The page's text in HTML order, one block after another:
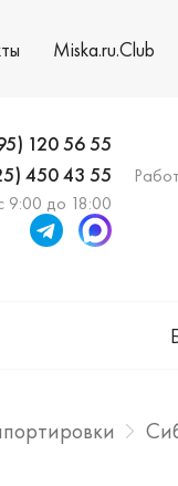
Miska.ru.Club
120 56 55
450 43 55
9:00 до 18:00